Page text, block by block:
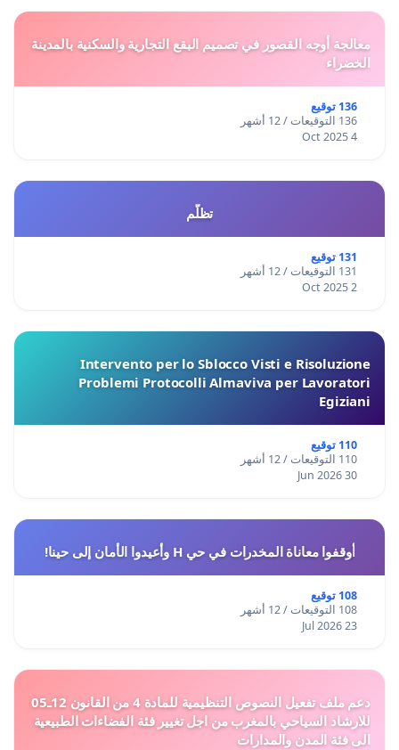
معالجة أوجه القصور في تصميم البقع التجارية والسكنية بالمدينة
الخضراء
136 توقيع
136 التوقيعات / 12 أشهر
4 Oct 2025
تظلّم
131 توقيع
131 التوقيعات / 12 أشهر
2 Oct 2025
Intervento per lo Sblocco Visti e Risoluzione
Problemi Protocolli Almaviva per Lavoratori
Egiziani
110 توقيع
110 التوقيعات / 12 أشهر
30 Jun 2026
أوقفوا معاناة المخدرات في حي H وأعيدوا الأمان إلى حينا!
108 توقيع
108 التوقيعات / 12 أشهر
23 Jul 2026
دعم ملف تفعيل النصوص التنظيمية للمادة 4 من القانون 12ـ05
للارشاد السياحي بالمغرب من اجل تغيير فئة الفضاءات الطبيعية
الى فئة المدن والمدارات